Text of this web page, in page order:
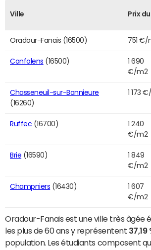
Ville Prix
Oradour-Fanais (16500) 751 €/
Confolens (16500)
1 690
€/m2
Chasseneuil-sur-Bonnieure
(16260)
1 173
Ruffec (16700)
1 240
€/m2
Brie (16590)
1 849
€/m2
Champniers (16430)
1 607
€/m2
Oradour-Fanais est une ville très âgée
les plus de 60 ans y représentent 37,19
population. Les étudiants composent